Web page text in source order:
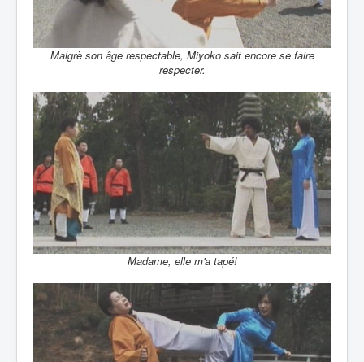
Malgrè son âge respectable, Miyoko sait encore se faire
respecter.
Madame, elle m'a tapé!